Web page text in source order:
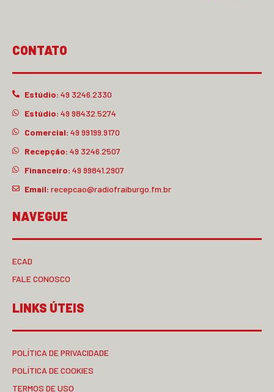
CONTATO
Estúdio: 49 3246.2330
Estúdio: 49 98432.5274
Comercial: 49 99199.9170
Recepção: 49 3246.2507
Financeiro: 49 99841.2907
Email: recepcao@radiofraiburgo.fm.br
NAVEGUE
ECAD
FALE CONOSCO
LINKS ÚTEIS
POLÍTICA DE PRIVACIDADE
POLÍTICA DE COOKIES
TERMOS DE USO